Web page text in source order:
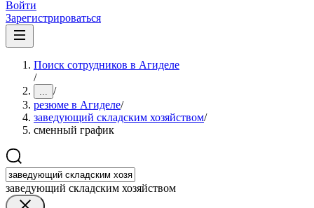
Войти
Зарегистрироваться
Поиск сотрудников в Агиделе
/
... /
резюме в Агиделе/
заведующий складским хозяйством/
сменный график
заведующий складским хозяйством